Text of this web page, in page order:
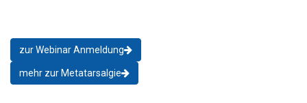
zur Webinar Anmeldung
mehr zur Metatarsalgie